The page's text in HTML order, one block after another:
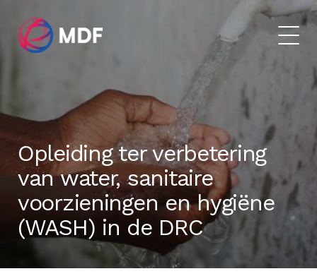
Opleiding ter verbetering
van water, sanitaire
voorzieningen en hygiëne
(WASH) in de DRC